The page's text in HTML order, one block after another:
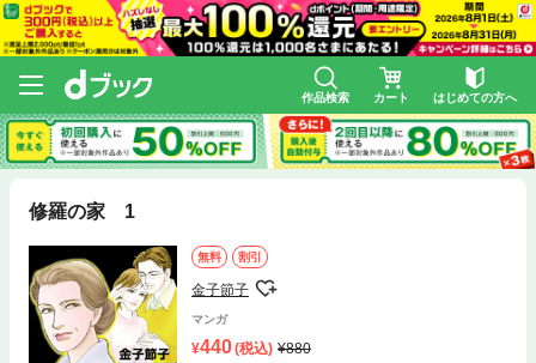
作品検索 カート はじめての方へ
修羅の家 1
無料 割引
金子節子
マンガ
440(税込)
880